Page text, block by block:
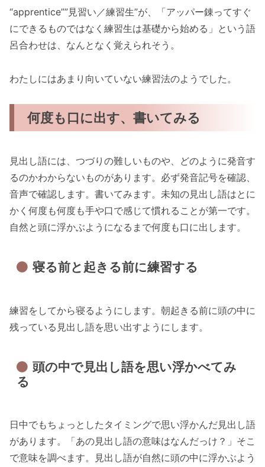
“apprentice””見習い／練習生”が、「アッパー錬ってすぐ
にできるものではなく練習生は基礎から始める」という語
呂合わせは、なんとなく覚えられそう。
わたしにはあまり向いていない練習法のようでした。
何度も口に出す、書いてみる
見出し語には、つづりの難しいものや、どのように発音す
るのかわからないものがあります。必ず発音記号を確認、
音声で確認します。書いてみます。未知の見出し語はとに
かく何度も何度も手や口で感じて慣れることが第一です。
自然と頭に浮かぶようになるまで何度も口に出します。
寝る前と起きる前に練習する
練習をしてから寝るようにします。朝起きる前に頭の中に
残っている見出し語を思い出すようにします。
頭の中で見出し語を思い浮かべてみ
る
日中でもちょっとしたタイミングで思い浮かんだ見出し語
があります。「あの見出し語の意味はなんだっけ？」そこ
で意味を調べます。見出し語が自然に頭の中に浮かぶよう